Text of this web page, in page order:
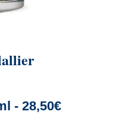
- 28,50€